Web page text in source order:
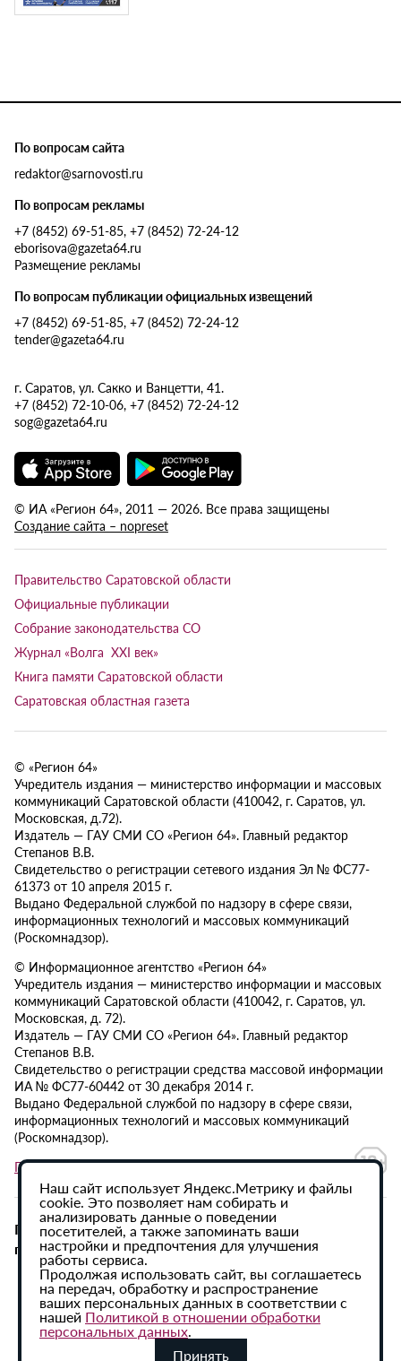
По вопросам сайта
redaktor@sarnovosti.ru
По вопросам рекламы
+7 (8452) 69-51-85, +7 (8452) 72-24-12
eborisova@gazeta64.ru
Размещение рекламы
По вопросам публикации официальных извещений
+7 (8452) 69-51-85, +7 (8452) 72-24-12
tender@gazeta64.ru
г. Саратов, ул. Сакко и Ванцетти, 41.
+7 (8452) 72-10-06, +7 (8452) 72-24-12
sog@gazeta64.ru
© ИА «Регион 64», 2011 — 2026. Все права защищены
Создание сайта – nopreset
Правительство Саратовской области
Официальные публикации
Собрание законодательства СО
Журнал «Волга XXI век»
Книга памяти Саратовской области
Саратовская областная газета
© «Регион 64»
Учредитель издания — министерство информации и массовых
коммуникаций Саратовской области (410042, г. Саратов, ул.
Московская, д.72).
Издатель — ГАУ СМИ СО «Регион 64». Главный редактор
Степанов В.В.
Свидетельство о регистрации сетевого издания Эл № ФС77-
61373 от 10 апреля 2015 г.
Выдано Федеральной службой по надзору в сфере связи,
информационных технологий и массовых коммуникаций
(Роскомнадзор).
© Информационное агентство «Регион 64»
Учредитель издания — министерство информации и массовых
коммуникаций Саратовской области (410042, г. Саратов, ул.
Московская, д. 72).
Издатель — ГАУ СМИ СО «Регион 64». Главный редактор
Степанов В.В.
Свидетельство о регистрации средства массовой информации
ИА № ФС77-60442 от 30 декабря 2014 г.
Выдано Федеральной службой по надзору в сфере связи,
информационных технологий и массовых коммуникаций
(Роскомнадзор).
Политика в отношении обработки персональных данных
При использовании материалов сайта активная
гиперссылка на ИА «Регион 64» обязательна.
Наш сайт использует Яндекс.Метрику и файлы
cookie. Это позволяет нам собирать и
анализировать данные о поведении
посетителей, а также запоминать ваши
настройки и предпочтения для улучшения
работы сервиса.
Продолжая использовать сайт, вы соглашаетесь
на передач, обработку и распространение
ваших персональных данных в соответствии с
нашей Политикой в отношении обработки
персональных данных.
Принять